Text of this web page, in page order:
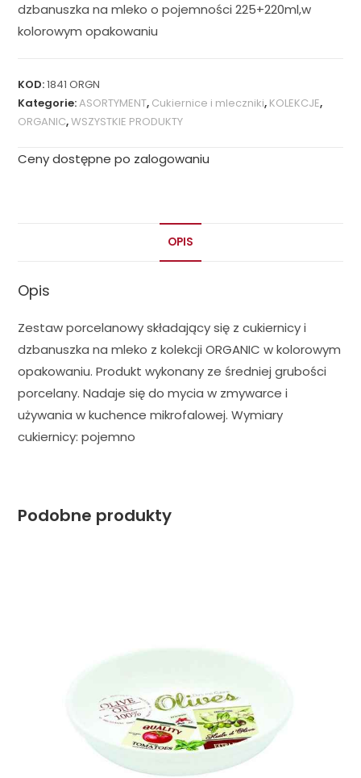
dzbanuszka na mleko o pojemności 225+220ml,w
kolorowym opakowaniu
KOD:1841 ORGN
Kategorie:ASORTYMENT, Cukiernice i mleczniki, KOLEKCJE,
ORGANIC,WSZYSTKIE PRODUKTY
Ceny dostępne po zalogowaniu
OPIS
Opis
Zestaw porcelanowy składający się z cukiernicy i
dzbanuszka na mleko z kolekcji ORGANIC w kolorowym
opakowaniu. Produkt wykonany ze średniej grubości
porcelany. Nadaje się do mycia w zmywarce i
używania w kuchence mikrofalowej. Wymiary
cukiernicy: pojemno
Podobne produkty